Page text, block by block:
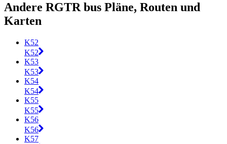
Andere RGTR bus Pläne, Routen und
Karten
K52
K52
K53
K53
K54
K54
K55
K55
K56
K56
K57